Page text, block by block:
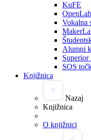
KuFE
Vokalna
Alumni
Superior
SOS
Knjižnica
Nazaj
Knjižnica
O knjižnici